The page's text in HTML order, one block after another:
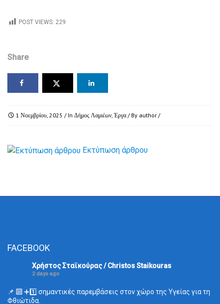
POST VIEWS: 229
Share
1 Νοεμβρίου, 2025 / In Δήμος Λαμιέων ,Έργα / By author /
Εκτύπωση άρθρου
FACEBOOK
Χρήστος Σταϊκούρας / Christos Staikouras
2 days ago
📌 🔟 ➕1️⃣ σημαντικές παρεμβάσεις στον χώρο της Υγείας για τη
Φθιώτιδα.